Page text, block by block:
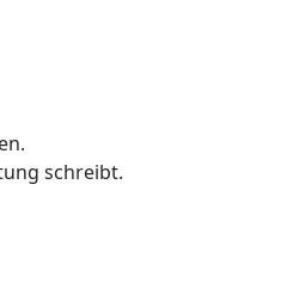
schreibt.